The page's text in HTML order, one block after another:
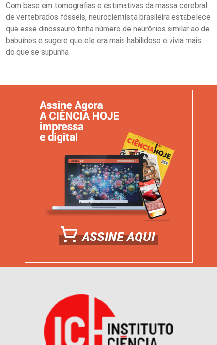
Com base em tomografias e estimativas da massa cerebral
de vertebrados fósseis, neurocientista brasileira estabelece
que esse dinossauro tinha número de neurônios similar ao de
babuínos e sugere que ele era mais habilidoso e vivia mais
do que se supunha